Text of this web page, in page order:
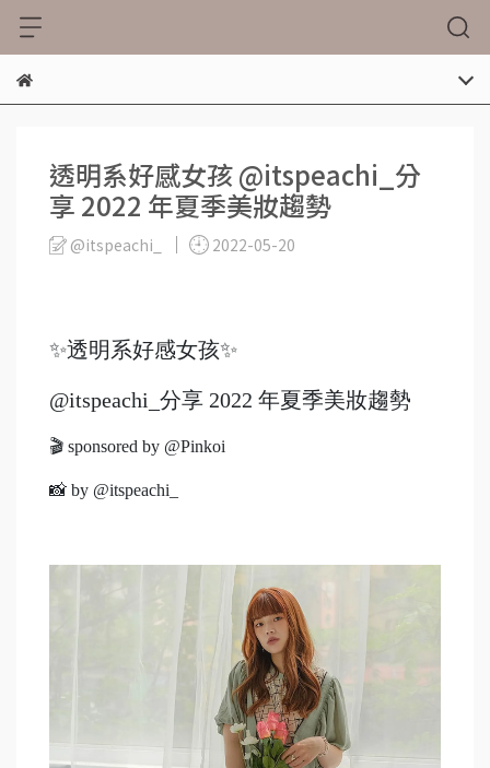
透明系好感女孩 @itspeachi_分
享 2022 年夏季美妝趨勢
@itspeachi_ 2022-05-20
✨透明系好感女孩✨
@itspeachi_分享 2022 年夏季美妝趨勢
🎬 sponsored by @Pinkoi
📸 by @itspeachi_